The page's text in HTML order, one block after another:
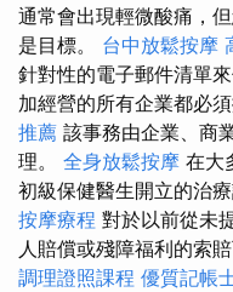
通常會出現輕微酸痛，
是目標。 台中放鬆按摩
針對性的電子郵件清單
加經營的所有企業都必
推薦 該事務由企業、商
理。 全身放鬆按摩 在大
初級保健醫生開立的治療
按摩療程 對於以前從未
人賠償或殘障福利的索
調理證照課程 優質記帳